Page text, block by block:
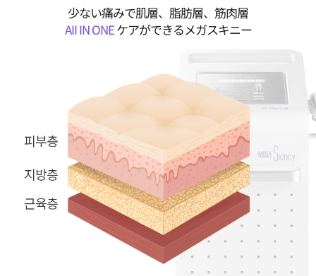
少ない痛みで肌層、脂肪層、筋肉層
AII IN ONEケアができるメガスキニー